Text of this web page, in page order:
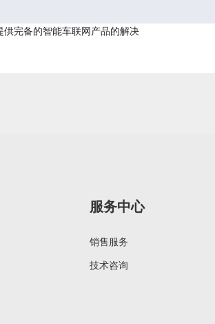
完备的智能车联网产品的解决
服务中心
销售服务
技术咨询